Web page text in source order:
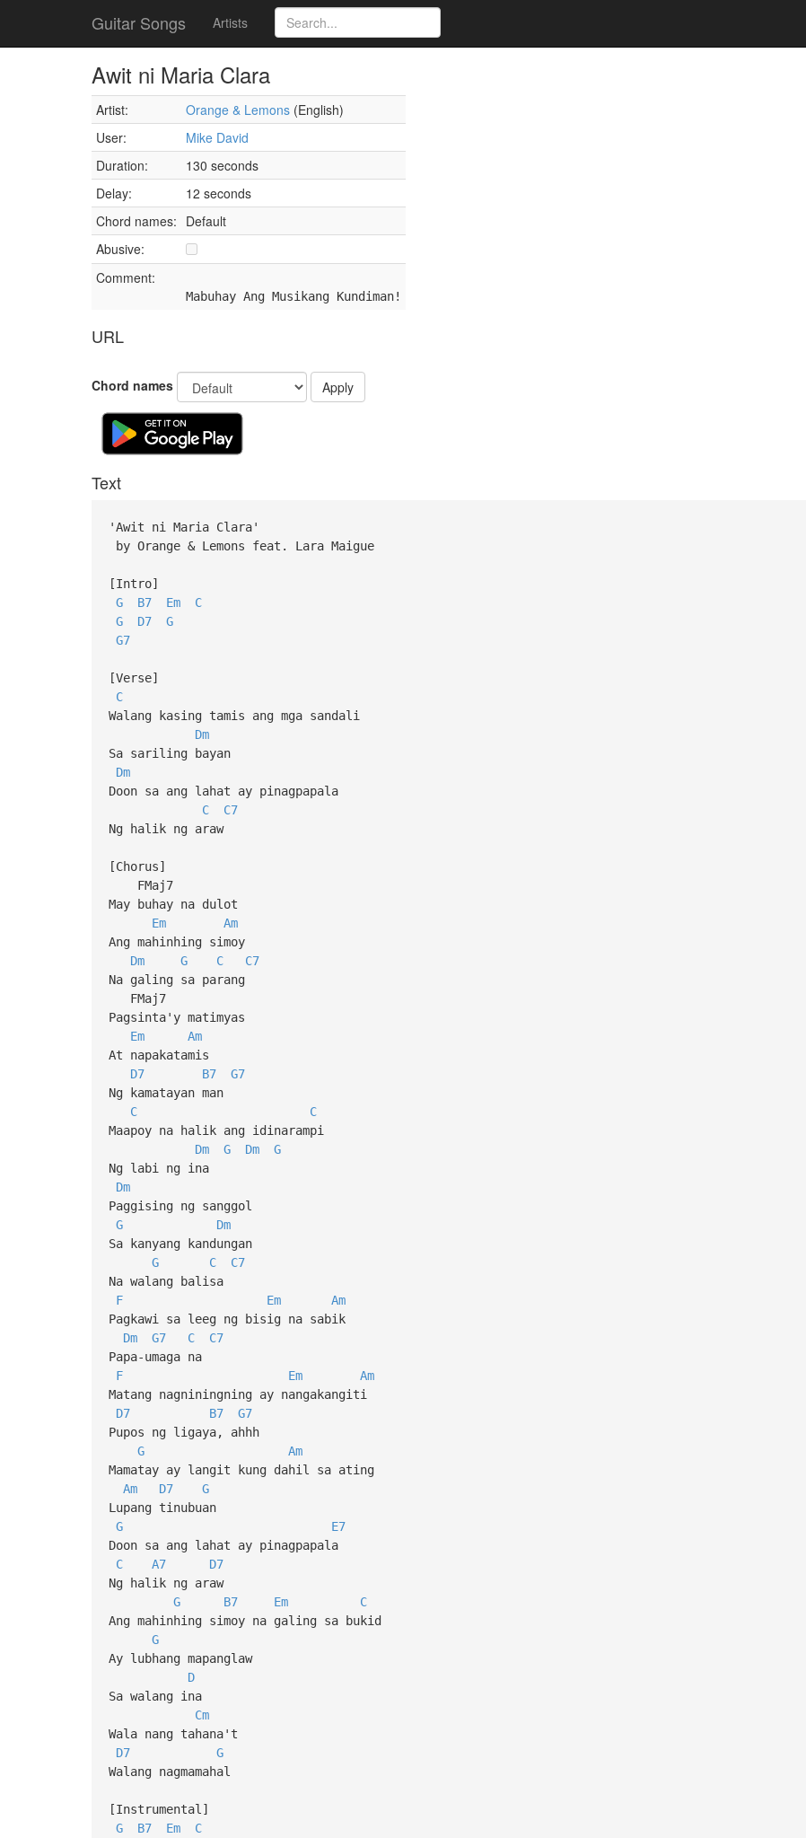
Guitar Songs Artists
Awit ni Maria Clara
Artist: Orange & Lemons (English)
User:
Mike David
Duration:
130 seconds
Delay:
12 seconds
Chord names: Default
Abusive:
Comment:
Mabuhay Ang Musikang Kundiman!
URL
Chord names Apply
Text
'Awit ni Maria Clara'
by Orange & Lemons feat. Lara Maigue
[Intro]
G
B7 Em
C
G
D7
G
G7
[Verse]
C
Walang kasing tamis ang mga sandali
Dm
Sa sariling bayan
Dm
Doon sa ang lahat ay pinagpapala
C
C7
Ng halik ng araw
[Chorus]
FMaj7
May buhay na dulot
Em
Am
Ang mahinhing simoy
Dm
G C
C7
Na galing sa parang
FMaj7
Pagsinta'y matimyas
Em
Am
At napakatamis
D7
B7
G7
Ng kamatayan man
C
C
Maapoy na halik ang idinarampi
Dm
G Dm
G
Ng labi ng ina
Dm
Paggising ng sanggol
G
Dm
Sa kanyang kandungan
G
C
C7
Na walang balisa
F
Em
Am
Pagkawi sa leeg ng bisig na sabik
Dm
G7 C
C7
Papa-umaga na
F
Em
Am
Matang nagniningning ay nangakangiti
D7
B7
G7
Pupos ng ligaya, ahhh
G
Am
Mamatay ay langit kung dahil sa ating
Am
D7
G
Lupang tinubuan
G
E7
Doon sa ang lahat ay pinagpapala
C
A7
D7
Ng halik ng araw
G
B7 Em
C
Ang mahinhing simoy na galing sa bukid
G
Ay lubhang mapanglaw
D
Sa walang ina
Cm
Wala nang tahana't
D7
G
Walang nagmamahal
[Instrumental]
G
B7 Em
C